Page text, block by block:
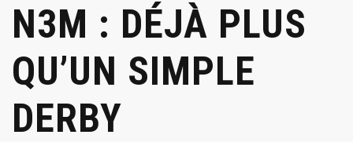
N3M : DÉJÀ PLUS
QU’UN SIMPLE
DERBY